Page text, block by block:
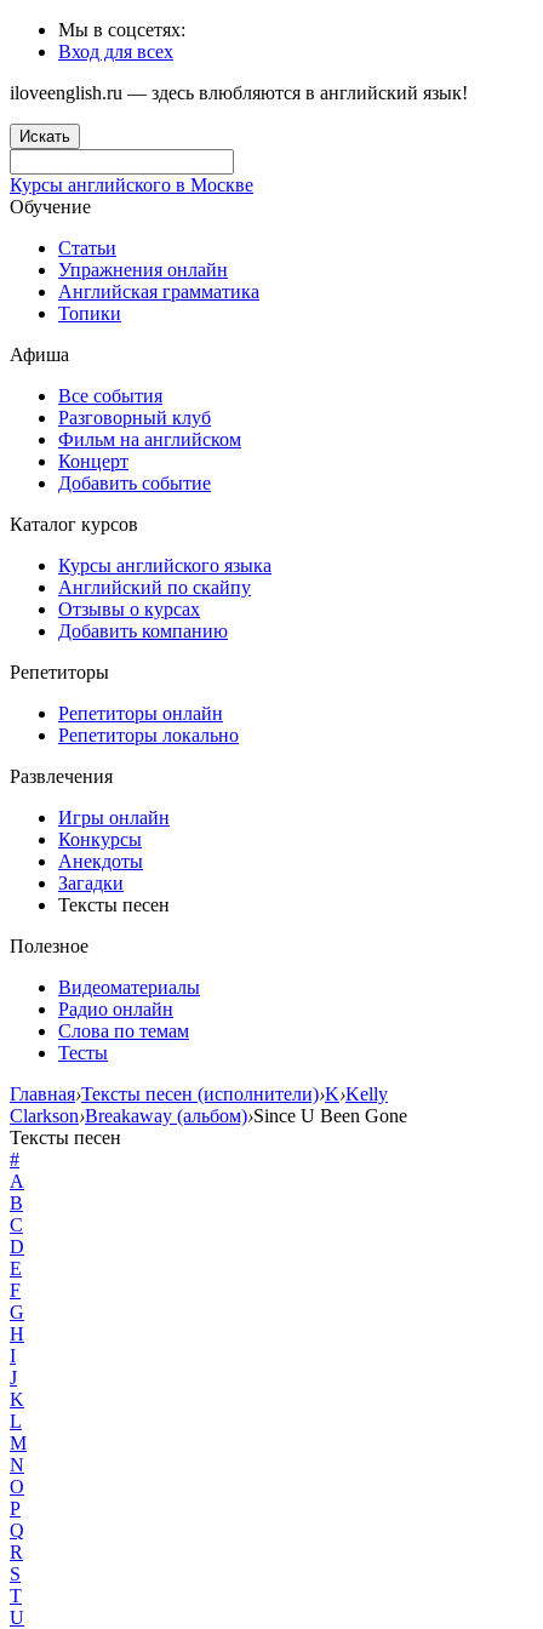
Мы в соцсетях:
Вход для всех
iloveenglish.ru — здесь влюбляются в английский язык!
Искать
Курсы английского в Москве
Обучение
Статьи
Упражнения онлайн
Английская грамматика
Топики
Афиша
Все события
Разговорный клуб
Фильм на английском
Концерт
Добавить событие
Каталог курсов
Курсы английского языка
Английский по скайпу
Отзывы о курсах
Добавить компанию
Репетиторы
Репетиторы онлайн
Репетиторы локально
Развлечения
Игры онлайн
Конкурсы
Анекдоты
Загадки
Тексты песен
Полезное
Видеоматериалы
Радио онлайн
Слова по темам
Тесты
Главная›Тексты песен (исполнители)›K›Kelly
Clarkson›Breakaway (альбом)›Since U Been Gone
Тексты песен
#
A
B
C
D
E
F
G
H
I
J
K
L
M
N
O
P
Q
R
S
T
U